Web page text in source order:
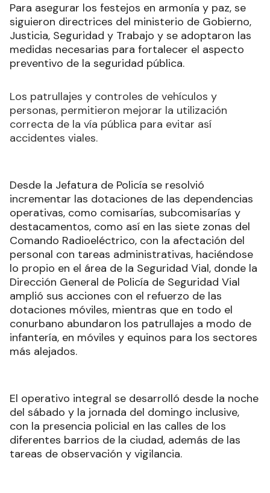
Para asegurar los festejos en armonía y paz, se
siguieron directrices del ministerio de Gobierno,
Justicia, Seguridad y Trabajo y se adoptaron las
medidas necesarias para fortalecer el aspecto
preventivo de la seguridad pública.
Los patrullajes y controles de vehículos y
personas, permitieron mejorar la utilización
correcta de la vía pública para evitar así
accidentes viales.
Desde la Jefatura de Policía se resolvió
incrementar las dotaciones de las dependencias
operativas, como comisarías, subcomisarías y
destacamentos, como así en las siete zonas del
Comando Radioeléctrico, con la afectación del
personal con tareas administrativas, haciéndose
lo propio en el área de la Seguridad Vial, donde la
Dirección General de Policía de Seguridad Vial
amplió sus acciones con el refuerzo de las
dotaciones móviles, mientras que en todo el
conurbano abundaron los patrullajes a modo de
infantería, en móviles y equinos para los sectores
más alejados.
El operativo integral se desarrolló desde la noche
del sábado y la jornada del domingo inclusive,
con la presencia policial en las calles de los
diferentes barrios de la ciudad, además de las
tareas de observación y vigilancia.